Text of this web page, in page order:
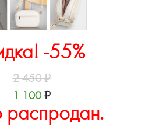
-55%
2 450₽
1 100₽
распродан.